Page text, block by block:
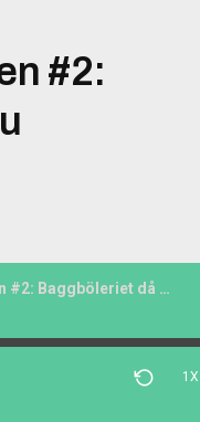
#2:
Jord åt Folket-Podden #2: Baggböleriet då & nu
1X